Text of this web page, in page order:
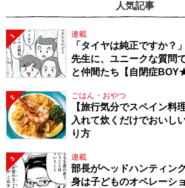
人気記事
1 連載
「タイヤは純正ですか？
先生に、ユニークな質問
と仲間たち【自閉症
2 ごはん・おやつ
【旅行気分でスペイン料
入れて炊くだけでおいし
り方
3 連載
部長がヘッドハンティン
身は子どものオペレーシ